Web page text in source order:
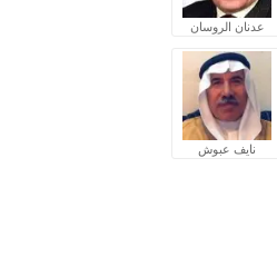
عدنان الروسان
نايف عبوش